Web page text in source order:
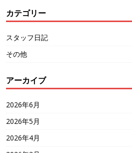
カテゴリー
スタッフ日記
その他
アーカイブ
2026年6月
2026年5月
2026年4月